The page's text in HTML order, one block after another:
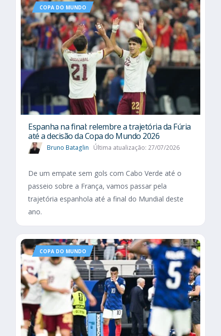
COPA DO MUNDO
Espanha na final: relembre a trajetória da Fúria
até a decisão da Copa do Mundo 2026
Bruno Bataglin Última atualização: 27/07/2026
De um empate sem gols com Cabo Verde até o
passeio sobre a França, vamos passar pela
trajetória espanhola até a final do Mundial deste
ano.
COPA DO MUNDO